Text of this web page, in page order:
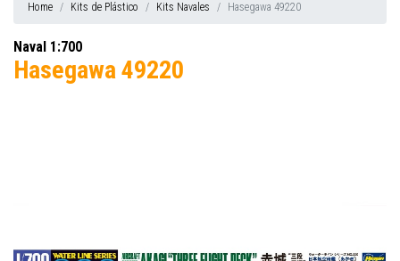
Home Kits de Plástico Kits Navales Hasegawa 49220
Naval 1:700
Hasegawa 49220